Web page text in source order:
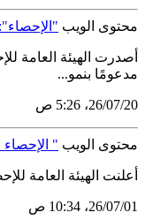
محتوى الويب "الإحصاء":
مدعومًا بنمو...
20‏/07‏/26، 5:26 ص
محتوى الويب " الإحصاء
أعلنت الهيئة العامة
01‏/07‏/26، 10:34 ص